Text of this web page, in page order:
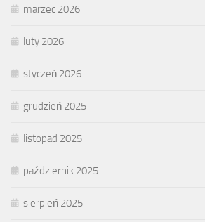
marzec 2026
luty 2026
styczeń 2026
grudzień 2025
listopad 2025
październik 2025
sierpień 2025